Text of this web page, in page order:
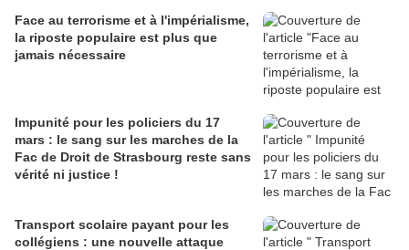
Face au terrorisme et à l'impérialisme,
la riposte populaire est plus que
jamais nécessaire
Impunité pour les policiers du 17
mars : le sang sur les marches de la
Fac de Droit de Strasbourg reste sans
vérité ni justice !
Transport scolaire payant pour les
collégiens : une nouvelle attaque